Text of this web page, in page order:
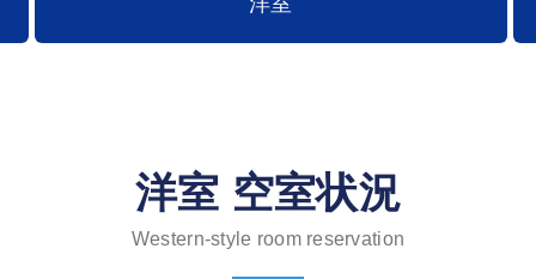
洋室 空室状況
Western-style room reservation